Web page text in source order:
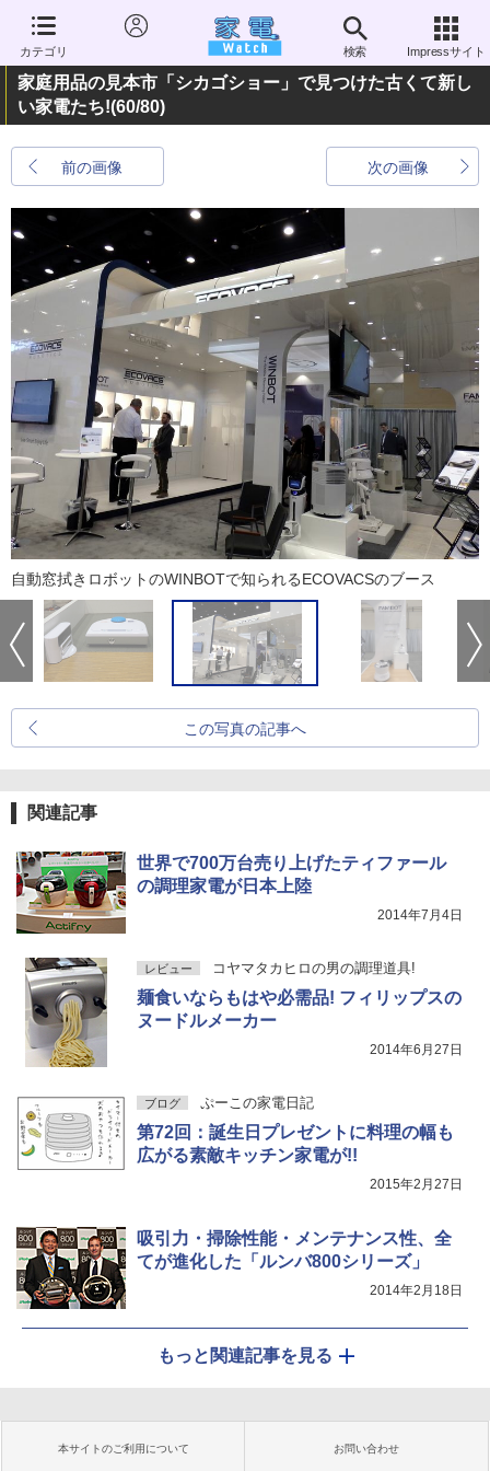
カテゴリ 検索 Impressサイト
家庭用品の見本市「シカゴショー」で見つけた古くて新し
い家電たち!(60/80)
前の画像 次の画像
自動窓拭きロボットのWINBOTで知られるECOVACSのブース
この写真の記事へ
関連記事
世界で700万台売り上げたティファール
の調理家電が日本上陸
2014年7月4日
レビュー コヤマタカヒロの男の調理道具!
麺食いならもはや必需品! フィリップスの
ヌードルメーカー
2014年6月27日
ブログ ぷーこの家電日記
第72回：誕生日プレゼントに料理の幅も
広がる素敵キッチン家電が!!
2015年2月27日
吸引力・掃除性能・メンテナンス性、全
てが進化した「ルンバ800シリーズ」
2014年2月18日
もっと関連記事を見る
本サイトのご利用について お問い合わせ